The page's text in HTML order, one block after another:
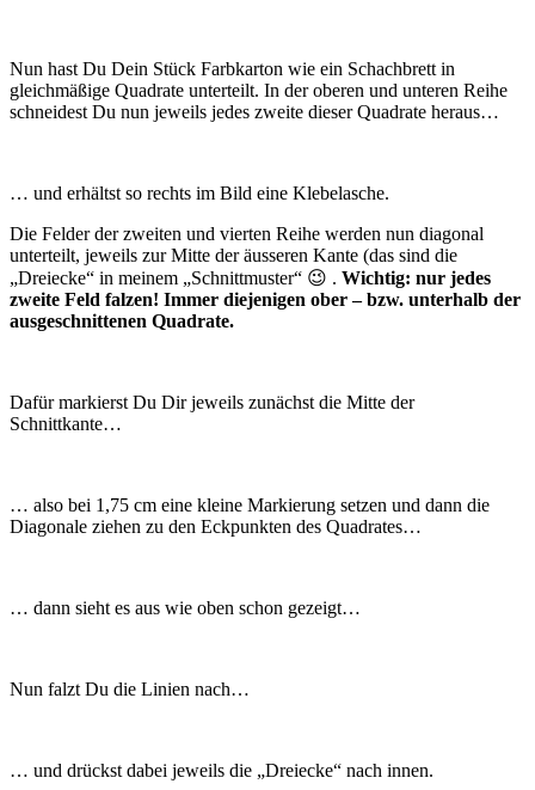
Nun hast Du Dein Stück Farbkarton wie ein Schachbrett in
gleichmäßige Quadrate unterteilt. In der oberen und unteren Reihe
schneidest Du nun jeweils jedes zweite dieser Quadrate heraus…
… und erhältst so rechts im Bild eine Klebelasche.
Die Felder der zweiten und vierten Reihe werden nun diagonal
unterteilt, jeweils zur Mitte der äusseren Kante (das sind die
„Dreiecke“ in meinem „Schnittmuster“ 😉 . Wichtig: nur jedes
zweite Feld falzen! Immer diejenigen ober – bzw. unterhalb der
ausgeschnittenen Quadrate.
Dafür markierst Du Dir jeweils zunächst die Mitte der
Schnittkante…
… also bei 1,75 cm eine kleine Markierung setzen und dann die
Diagonale ziehen zu den Eckpunkten des Quadrates…
… dann sieht es aus wie oben schon gezeigt…
Nun falzt Du die Linien nach…
… und drückst dabei jeweils die „Dreiecke“ nach innen.